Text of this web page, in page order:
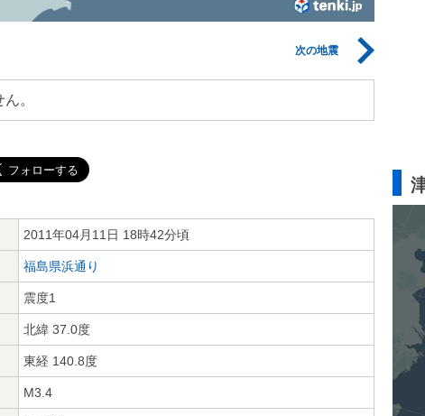
次の地震
。
2011年04月11日 18時42分頃
福島県浜通り
震度1
北緯 37.0度
東経 140.8度
M3.4